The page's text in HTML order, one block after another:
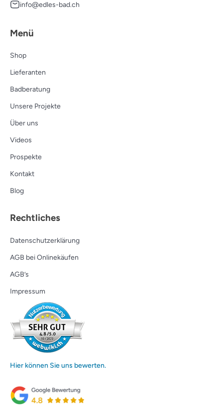
info@edles-bad.ch
Menü
Shop
Lieferanten
Badberatung
Unsere Projekte
Über uns
Videos
Prospekte
Kontakt
Blog
Rechtliches
Datenschutzerklärung
AGB bei Onlinekäufen
AGB’s
Impressum
Hier können Sie uns bewerten.